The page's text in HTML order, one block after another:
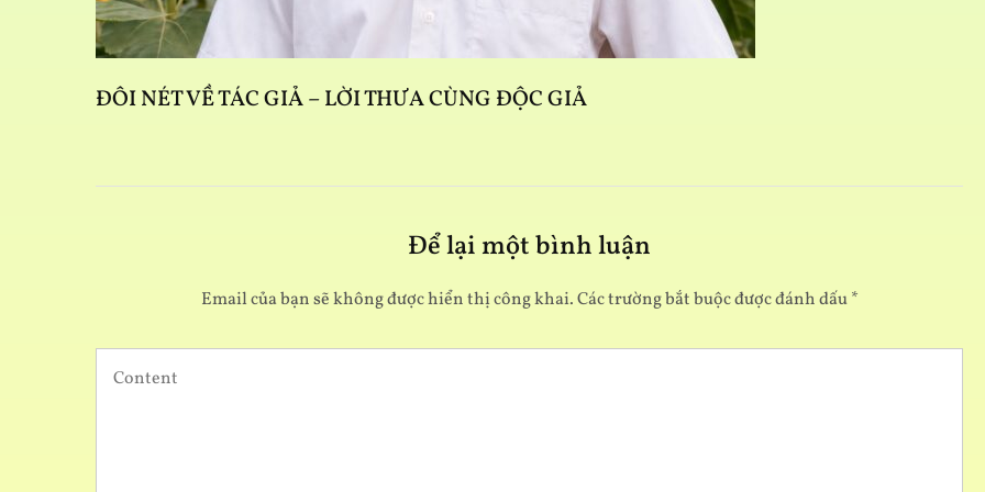
ĐÔI NÉT VỀ TÁC GIẢ – LỜI THƯA CÙNG ĐỘC GIẢ
Để lại một bình luận
Email của bạn sẽ không được hiển thị công khai.Các trường bắt buộc được đánh dấu*